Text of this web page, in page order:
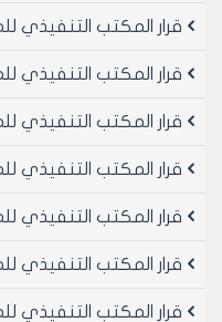
2019 لممارسة مهنة
ليرة سورية ، لصالح
السابقة وذلك لقاء وقف
وفق قرارات المكتب
المذكور اعلاه و يتم حساب
الإنذار التي قامت به
مادة 6: يجب التقيد
قرار المكتب التنفيذي للمدينة
قرار المكتب التنفيذي للمدينة
قرار المكتب التنفيذي للمدينة
قرار المكتب التنفيذي للمدينة
قرار المكتب التنفيذي للمدينة
قرار المكتب التنفيذي للمدينة
قرار المكتب التنفيذي للمدينة